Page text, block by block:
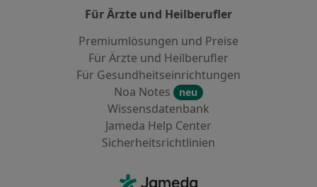
Für Ärzte und Heilberufler
Premiumlösungen und Preise
Für Ärzte und Heilberufler
Für Gesundheitseinrichtungen
Noa Notes
neu
Wissensdatenbank
Jameda Help Center
Sicherheitsrichtlinien
Jameda - Startseite